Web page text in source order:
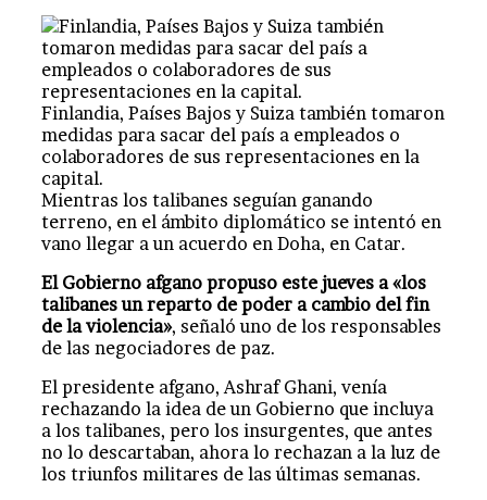
Finlandia, Países Bajos y Suiza también tomaron
medidas para sacar del país a empleados o
colaboradores de sus representaciones en la
capital.
Mientras los talibanes seguían ganando
terreno, en el ámbito diplomático se intentó en
vano llegar a un acuerdo en Doha, en Catar.
El Gobierno afgano propuso este jueves a «los
talibanes un reparto de poder a cambio del fin
de la violencia», señaló uno de los responsables
de las negociadores de paz.
El presidente afgano, Ashraf Ghani, venía
rechazando la idea de un Gobierno que incluya
a los talibanes, pero los insurgentes, que antes
no lo descartaban, ahora lo rechazan a la luz de
los triunfos militares de las últimas semanas.